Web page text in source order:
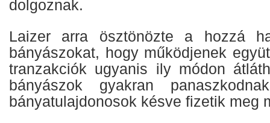
dolgoznak.
Laizer arra ösztönözte a hozzá
bányászokat, hogy működjenek
tranzakciók ugyanis ily módon
bányászok gyakran
bányatulajdonosok késve fizetik meg